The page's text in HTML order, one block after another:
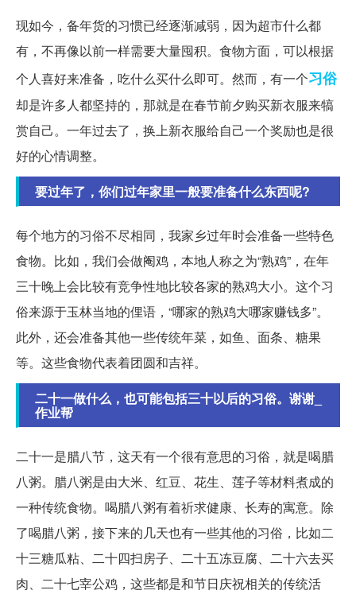
现如今，备年货的习惯已经逐渐减弱，因为超市什么都
有，不再像以前一样需要大量囤积。食物方面，可以根据
个人喜好来准备，吃什么买什么即可。然而，有一个习俗
却是许多人都坚持的，那就是在春节前夕购买新衣服来犒
赏自己。一年过去了，换上新衣服给自己一个奖励也是很
好的心情调整。
要过年了，你们过年家里一般要准备什么东西呢?
每个地方的习俗不尽相同，我家乡过年时会准备一些特色
食物。比如，我们会做阉鸡，本地人称之为“熟鸡”，在年
三十晚上会比较有竞争性地比较各家的熟鸡大小。这个习
俗来源于玉林当地的俚语，“哪家的熟鸡大哪家赚钱多”。
此外，还会准备其他一些传统年菜，如鱼、面条、糖果
等。这些食物代表着团圆和吉祥。
二十一做什么，也可能包括三十以后的习俗。谢谢_
作业帮
二十一是腊八节，这天有一个很有意思的习俗，就是喝腊
八粥。腊八粥是由大米、红豆、花生、莲子等材料煮成的
一种传统食物。喝腊八粥有着祈求健康、长寿的寓意。除
了喝腊八粥，接下来的几天也有一些其他的习俗，比如二
十三糖瓜粘、二十四扫房子、二十五冻豆腐、二十六去买
肉、二十七宰公鸡，这些都是和节日庆祝相关的传统活